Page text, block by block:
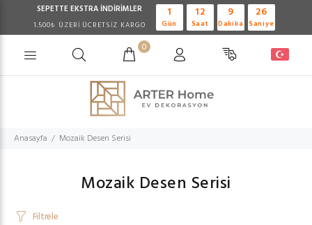
SEPETTE EKSTRA İNDİRİMLER
1.500₺ ÜZERİ ÜCRETSİZ KARGO
1
Gün
12
Saat
9
Dakika
25
Saniye
0
Anasayfa Mozaik Desen Serisi
Mozaik Desen Serisi
Filtrele